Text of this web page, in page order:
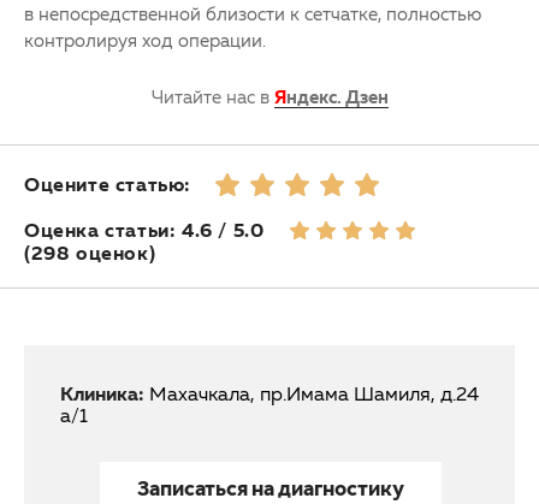
в непосредственной близости к сетчатке, полностью
контролируя ход операции.
Читайте нас в Яндекс. Дзен
Оцените статью:
Оценка статьи: 4.6 / 5.0
(298 оценок)
Клиника: Махачкала, пр.Имама Шамиля, д.24
а/1
Записаться на диагностику